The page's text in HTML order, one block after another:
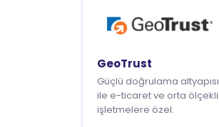
GeoTrust
Güçlü doğrulama altyapısı
ile e-ticaret ve orta ölçekli
işletmelere özel.